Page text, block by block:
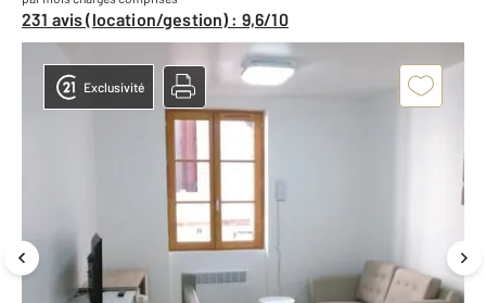
231 avis (location/gestion) : 9,6/10
Exclusivité